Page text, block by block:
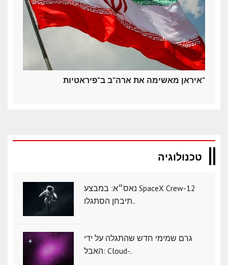
איראן מאשימה את ארה"ב ב"פיראטיות"
טכנולוגיה
נאס״א: במבצע SpaceX Crew-12
תיבחן הסתגלו..
גרם שמימי חדש שהתגלה על ידי
האבל: Cloud-..